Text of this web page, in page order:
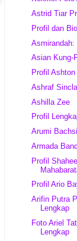
Astrid Tiar
Profil dan
Asian Kung-
Profil
Ashraf
Ashilla Zee
Profil
Arumi
Armada Band
Profil
Profil Ario
Arifin Putra
Lengkap
Foto Ariel
Lengkap